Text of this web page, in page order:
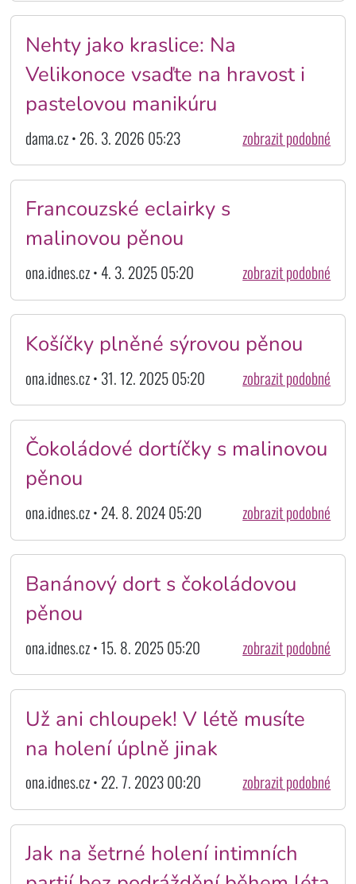
Nehty jako kraslice: Na
Velikonoce vsaďte na hravost i
pastelovou manikúru
dama.cz • 26. 3. 2026 05:23 zobrazit podobné
Francouzské eclairky s
malinovou pěnou
ona.idnes.cz • 4. 3. 2025 05:20 zobrazit podobné
Košíčky plněné sýrovou pěnou
ona.idnes.cz • 31. 12. 2025 05:20 zobrazit podobné
Čokoládové dortíčky s malinovou
pěnou
ona.idnes.cz • 24. 8. 2024 05:20 zobrazit podobné
Banánový dort s čokoládovou
pěnou
ona.idnes.cz • 15. 8. 2025 05:20 zobrazit podobné
Už ani chloupek! V létě musíte
na holení úplně jinak
ona.idnes.cz • 22. 7. 2023 00:20 zobrazit podobné
Jak na šetrné holení intimních